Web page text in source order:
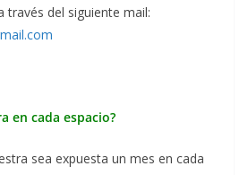
través del siguiente mail:
en cada espacio?
sea expuesta un mes en cada